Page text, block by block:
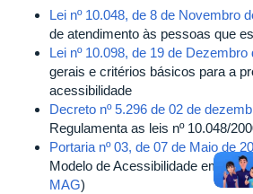
Lei nº 10.048, de 8 de Novembro
de atendimento às pessoas que
Lei nº 10.098, de 19 de Dezembro
gerais e critérios básicos para a
acessibilidade
Decreto nº 5.296 de 02 de
Regulamenta as leis nº 10.048/
Portaria nº 03, de 07 de Maio de
Modelo de Acessibilidade em
MAG)